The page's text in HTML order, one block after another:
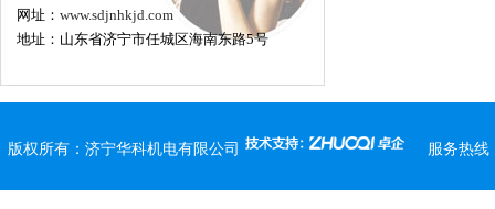
网址： www.sdjnhkjd.com
地址：山东省济宁市任城区海南东路5号
版权所有： 济宁华科机电有限公司 服务热线